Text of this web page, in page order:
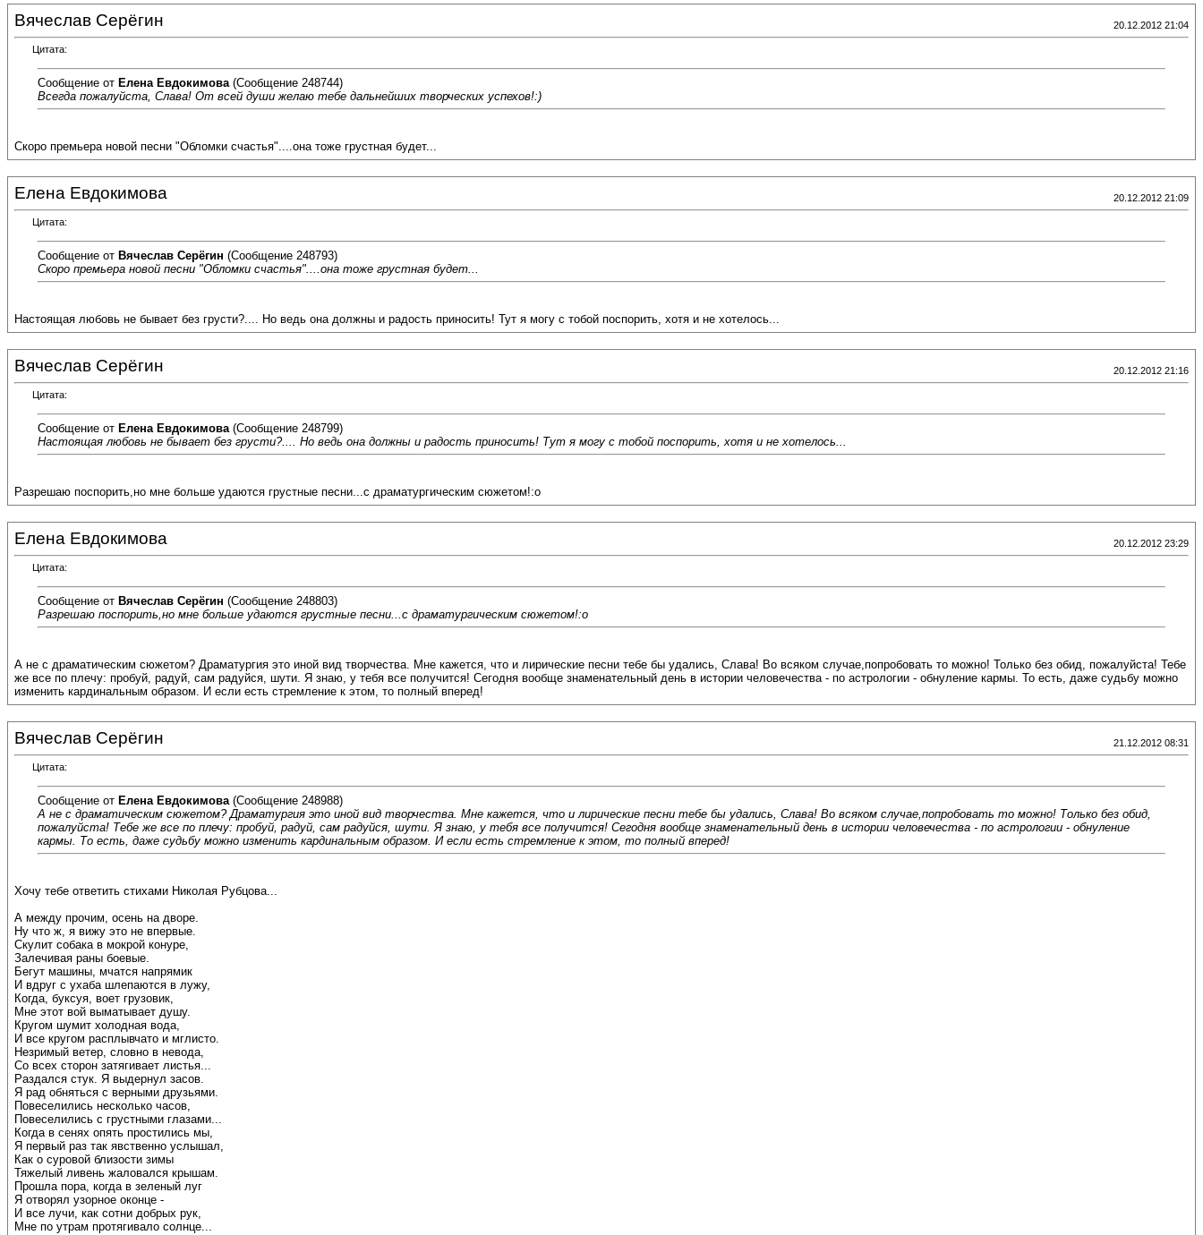
Вячеслав Серёгин 20.12.2012 21:04
Цитата:
Сообщение от Елена Евдокимова (Сообщение 248744)
Всегда пожалуйста, Слава! От всей души желаю тебе дальнейших творческих успехов!:)
Скоро премьера новой песни "Обломки счастья"....она тоже грустная будет...
Елена Евдокимова 20.12.2012 21:09
Цитата:
Сообщение от Вячеслав Серёгин (Сообщение 248793)
Скоро премьера новой песни "Обломки счастья"....она тоже грустная будет...
Настоящая любовь не бывает без грусти?.... Но ведь она должны и радость приносить! Тут я могу с тобой поспорить, хотя и не хотелось...
Вячеслав Серёгин 20.12.2012 21:16
Цитата:
Сообщение от Елена Евдокимова (Сообщение 248799)
Настоящая любовь не бывает без грусти?.... Но ведь она должны и радость приносить! Тут я могу с тобой поспорить, хотя и не хотелось...
Разрешаю поспорить,но мне больше удаются грустные песни...с драматургическим сюжетом!:o
Елена Евдокимова 20.12.2012 23:29
Цитата:
Сообщение от Вячеслав Серёгин (Сообщение 248803)
Разрешаю поспорить,но мне больше удаются грустные песни...с драматургическим сюжетом!:o
А не с драматическим сюжетом? Драматургия это иной вид творчества. Мне кажется, что и лирические песни тебе бы удались, Слава! Во всяком случае,попробовать то можно! Только без обид, пожалуйста! Тебе
же все по плечу: пробуй, радуй, сам радуйся, шути. Я знаю, у тебя все получится! Сегодня вообще знаменательный день в истории человечества - по астрологии - обнуление кармы. То есть, даже судьбу можно
изменить кардинальным образом. И если есть стремление к этом, то полный вперед!
Вячеслав Серёгин 21.12.2012 08:31
Цитата:
Сообщение от Елена Евдокимова (Сообщение 248988)
А не с драматическим сюжетом? Драматургия это иной вид творчества. Мне кажется, что и лирические песни тебе бы удались, Слава! Во всяком случае,попробовать то можно! Только без обид,
пожалуйста! Тебе же все по плечу: пробуй, радуй, сам радуйся, шути. Я знаю, у тебя все получится! Сегодня вообще знаменательный день в истории человечества - по астрологии - обнуление
кармы. То есть, даже судьбу можно изменить кардинальным образом. И если есть стремление к этом, то полный вперед!
Хочу тебе ответить стихами Николая Рубцова...
А между прочим, осень на дворе.
Ну что ж, я вижу это не впервые.
Скулит собака в мокрой конуре,
Залечивая раны боевые.
Бегут машины, мчатся напрямик
И вдруг с ухаба шлепаются в лужу,
Когда, буксуя, воет грузовик,
Мне этот вой выматывает душу.
Кругом шумит холодная вода,
И все кругом расплывчато и мглисто.
Незримый ветер, словно в невода,
Со всех сторон затягивает листья...
Раздался стук. Я выдернул засов.
Я рад обняться с верными друзьями.
Повеселились несколько часов,
Повеселились с грустными глазами...
Когда в сенях опять простились мы,
Я первый раз так явственно услышал,
Как о суровой близости зимы
Тяжелый ливень жаловался крышам.
Прошла пора, когда в зеленый луг
Я отворял узорное оконце -
И все лучи, как сотни добрых рук,
Мне по утрам протягивало солнце...